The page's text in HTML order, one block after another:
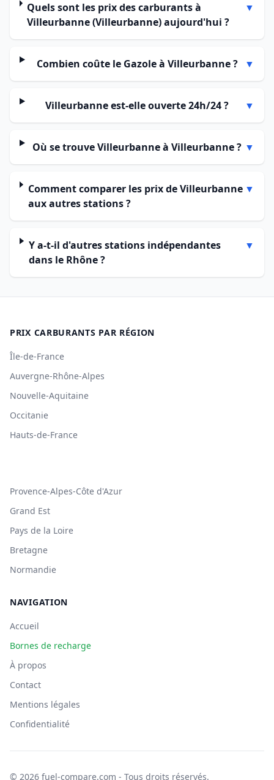
Quels sont les prix des carburants à
Villeurbanne (Villeurbanne) aujourd'hui ?
▼
Combien coûte le Gazole à Villeurbanne ? ▼
Villeurbanne est-elle ouverte 24h/24 ? ▼
Où se trouve Villeurbanne à Villeurbanne ? ▼
Comment comparer les prix de Villeurbanne
aux autres stations ?
▼
Y a-t-il d'autres stations indépendantes
dans le Rhône ?
▼
PRIX CARBURANTS PAR RÉGION
Île-de-France
Auvergne-Rhône-Alpes
Nouvelle-Aquitaine
Occitanie
Hauts-de-France
Provence-Alpes-Côte d'Azur
Grand Est
Pays de la Loire
Bretagne
Normandie
NAVIGATION
Accueil
Bornes de recharge
À propos
Contact
Mentions légales
Confidentialité
© 2026 fuel-compare.com - Tous droits réservés.